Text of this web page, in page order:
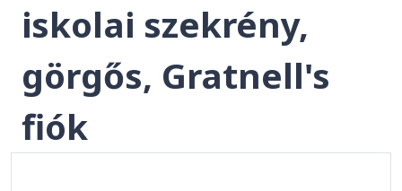
iskolai szekrény,
görgős, Gratnell's
fiók